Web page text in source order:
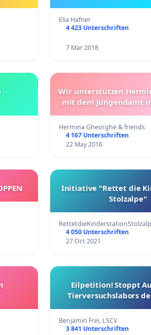
Elia Hafner
4 423 Unterschriften
7 Mar 2018
Wir unterstützen
mit dem Jungendamt
Hermina Gheorghe & friends
4 167 Unterschriften
22 May 2016
Initiative "Rettet die
Stolzalpe"
4 050 Unterschriften
27 Oct 2021
Eilpetition! Stoppt
Tierversuchslabors
Benjamin Frei, LSCV
3 841 Unterschriften